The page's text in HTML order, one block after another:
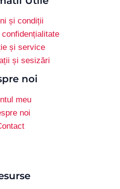
și condiții
confidențialitate
și service
și sesizări
noi
meu
noi